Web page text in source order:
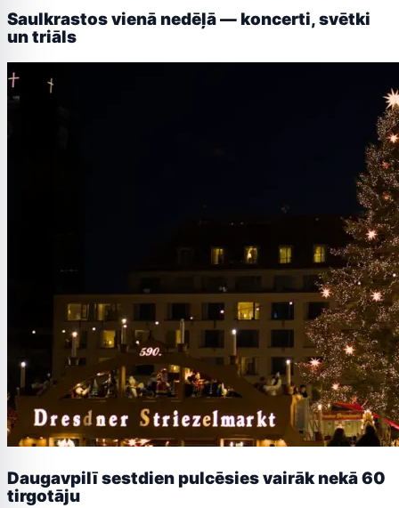
Saulkrastos vienā nedēļā — koncerti, svētki
un triāls
Daugavpilī sestdien pulcēsies vairāk nekā 60
tirgotāju